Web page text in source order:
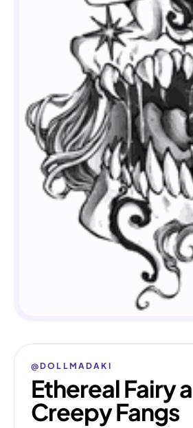
@DOLLMADAKI
Ethereal Fairy
Creepy Fangs